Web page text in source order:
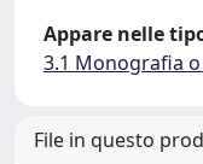
Appare nelle
3.1 Monografia
File in questo